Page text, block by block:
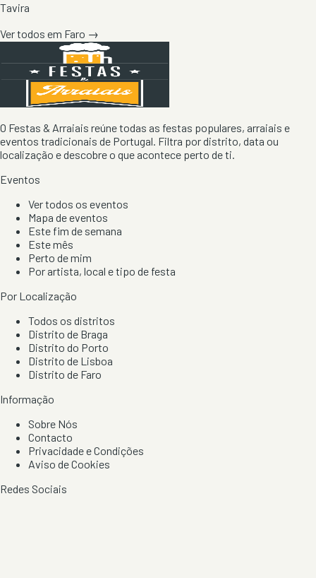
Tavira
Ver todos em Faro →
O Festas & Arraiais reúne todas as festas populares, arraiais e
eventos tradicionais de Portugal. Filtra por distrito, data ou
localização e descobre o que acontece perto de ti.
Eventos
Ver todos os eventos
Mapa de eventos
Este fim de semana
Este mês
Perto de mim
Por artista, local e tipo de festa
Por Localização
Todos os distritos
Distrito de Braga
Distrito do Porto
Distrito de Lisboa
Distrito de Faro
Informação
Sobre Nós
Contacto
Privacidade e Condições
Aviso de Cookies
Redes Sociais